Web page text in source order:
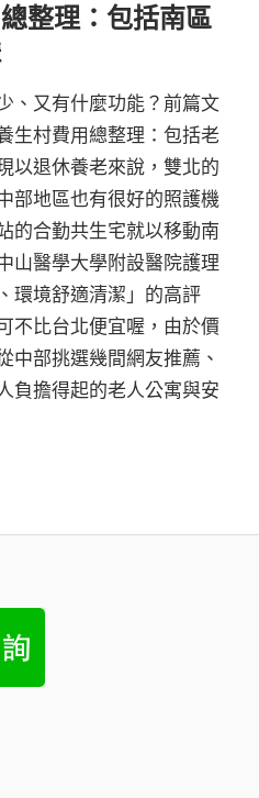
整理：包括南區
、又有什麼功能？前篇文
生村費用總整理：包括老
以退休養老來說，雙北的
部地區也有很好的照護機
的合勤共生宅就以移動南
山醫學大學附設醫院護理
環境舒適清潔」的高評
不比台北便宜喔，由於價
中部挑選幾間網友推薦、
負擔得起的老人公寓與安